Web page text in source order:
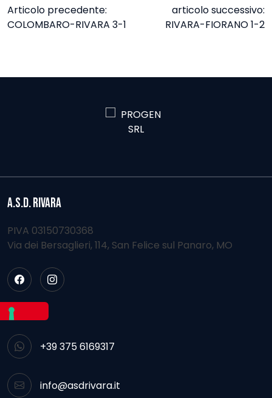
NAVIGAZIONE
Articolo precedente:
COLOMBARO-RIVARA 3-1
articolo successivo:
RIVARA-FIORANO 1-2
A.S.D. RIVARA
PIVA 03150730368
Via dei Bersaglieri, 114, San Felice sul Panaro, MO
CONTATTI
+39 375 6169317
info@asdrivara.it